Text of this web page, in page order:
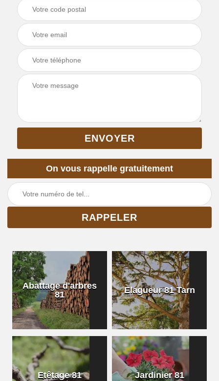
On vous rappelle gratuitement
Abattage d'arbres
81
Elagueur 81 Tarn
Etêtage 81 Jardinier 81